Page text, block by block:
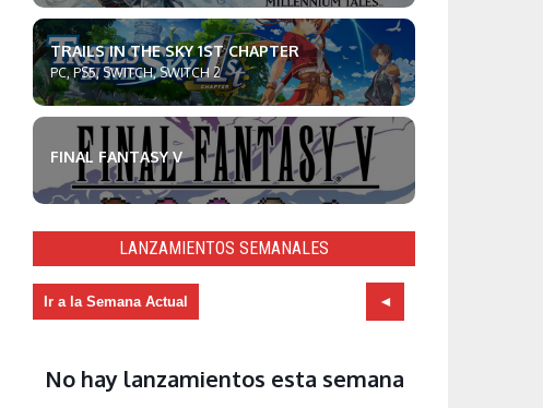
TRAILS IN THE SKY 1ST CHAPTER
PC, PS5, SWITCH, SWITCH 2
FINAL FANTASY V
LANZAMIENTOS SEMANALES
Ir a la Semana Actual
No hay lanzamientos esta semana